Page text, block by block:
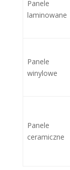
Panele
laminowane
Panele
winylowe
Panele
ceramiczne